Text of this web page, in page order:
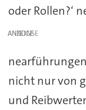
oder Rollen?‘
ANZEIGE
nicht nur von
und